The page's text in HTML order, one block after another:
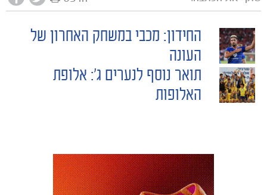
POST
NAVIGATION
החידון: מכבי במשחק האחרון של
העונה
תואר נוסף לנערים ג׳: אלופת
האלופות